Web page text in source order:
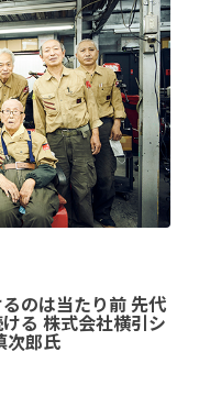
のは当たり前 先代
る 株式会社横引シ
郎氏